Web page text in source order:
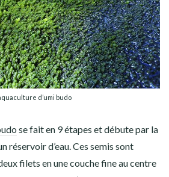
d’umi budo
se fait en 9 étapes et débute par la
réservoir d’eau. Ces semis sont
filets en une couche fine au centre